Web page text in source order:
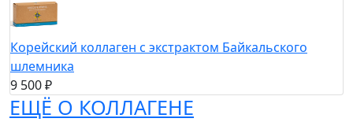
Корейский коллаген с экстрактом Байкальского
шлемника
9 500 ₽
ЕЩЁ О КОЛЛАГЕНЕ